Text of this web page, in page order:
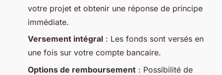
votre projet et obtenir une réponse de principe
immédiate.
Versement intégral : Les fonds sont versés en
une fois sur votre compte bancaire.
Options de remboursement : Possibilité de